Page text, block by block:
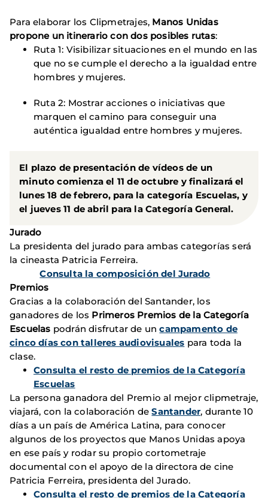
Para elaborar los Clipmetrajes, Manos Unidas
propone un itinerario con dos posibles rutas:
Ruta 1: Visibilizar situaciones en el mundo en las
que no se cumple el derecho a la igualdad entre
hombres y mujeres.
Ruta 2: Mostrar acciones o iniciativas que
marquen el camino para conseguir una
auténtica igualdad entre hombres y mujeres.
El plazo de presentación de vídeos de un
minuto comienza el 11 de octubre y finalizará el
lunes 18 de febrero, para la categoría Escuelas, y
el jueves 11 de abril para la Categoría General.
Jurado
La presidenta del jurado para ambas categorías será
la cineasta Patricia Ferreira.
Consulta la composición del Jurado
Premios
Gracias a la colaboración del Santander, los
ganadores de los Primeros Premios de la Categoría
Escuelas podrán disfrutar de uncampamento de
cinco días con talleres audiovisuales para toda la
clase.
Consulta el resto de premios de la Categoría
Escuelas
La persona ganadora del Premio al mejor clipmetraje,
viajará, con la colaboración deSantander, durante 10
días a un país de América Latina, para conocer
algunos de los proyectos que Manos Unidas apoya
en ese país y rodar su propio cortometraje
documental con el apoyo de la directora de cine
Patricia Ferreira, presidenta del Jurado.
Consulta el resto de premios de la Categoría